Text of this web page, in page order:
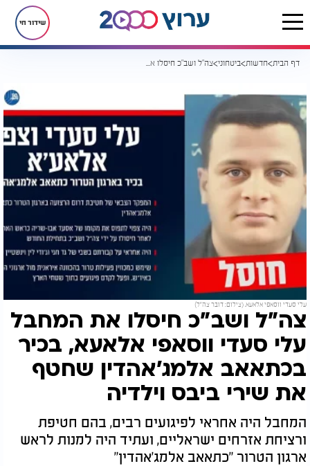
שידור חי
דף הבית חדשות ביטחוני צה"ל ושב"כ חיסלו את המחבל עלי סעדי ווסאפי אלאעא, בכיר בכתאאב אלמג'אהדין שחטף את שירי ביבס וילדיה
עלי סעדי ווסאפי אלאעא. (צילום: דובר צה״ל)
צה"ל ושב"כ חיסלו את המחבל
עלי סעדי ווסאפי אלאעא, בכיר
בכתאאב אלמג'אהדין שחטף
את שירי ביבס וילדיה
המחבל היה אחראי לפיגועים רבים, בהם חטיפת
ורציחת אזרחים ישראליים, ועתיד היה למנות לראש
ארגון הטרור "כתאאב אלמג'אהדין"